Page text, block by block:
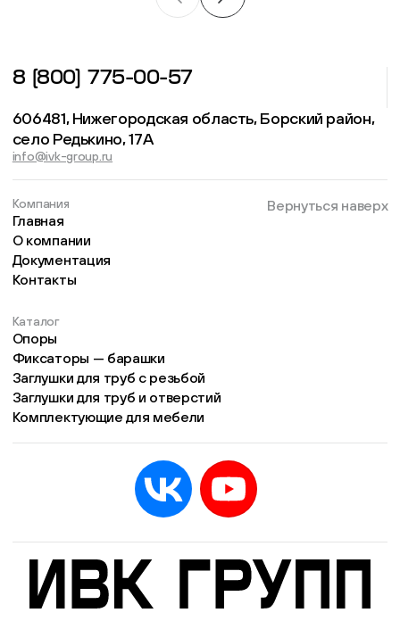
8 (800) 775-00-57
606481, Нижегородская область, Борский район,
село Редькино, 17А
info@ivk-group.ru
Компания
Главная
О компании
Документация
Контакты
Каталог
Опоры
Фиксаторы — барашки
Заглушки для труб с резьбой
Заглушки для труб и отверстий
Комплектующие для мебели
Вернуться наверх